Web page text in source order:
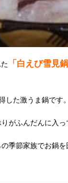
「白えび雪見
た激うま鍋です。
がふんだんに入っ
季節家族でお鍋を